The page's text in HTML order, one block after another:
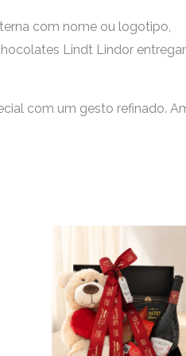
com nome ou logotipo,
Lindt Lindor
com um gesto refinado.